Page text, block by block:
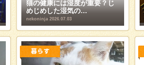
猫の健康には湿度が重要？じ
めじめした湿気の…
nekoninja 2026.07.03